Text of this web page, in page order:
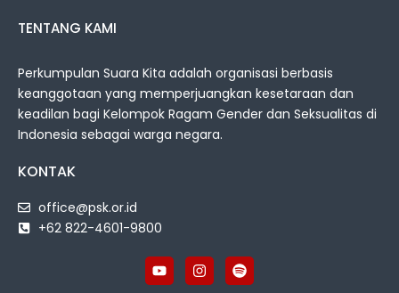
TENTANG KAMI
Perkumpulan Suara Kita adalah organisasi berbasis
keanggotaan yang memperjuangkan kesetaraan dan
keadilan bagi Kelompok Ragam Gender dan Seksualitas di
Indonesia sebagai warga negara.
KONTAK
office@psk.or.id
+62 822-4601-9800